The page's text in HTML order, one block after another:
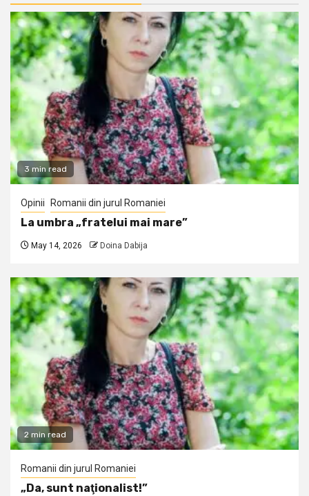
3 min read
Opinii Romanii din jurul Romaniei
La umbra „fratelui mai mare”
May 14, 2026 Doina Dabija
2 min read
Romanii din jurul Romaniei
„Da, sunt naţionalist!”